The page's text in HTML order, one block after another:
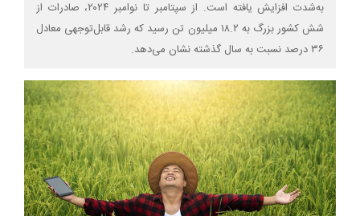
به‌شدت افزایش یافته است. از سپتامبر تا نوامبر ۲۰۲۴، صادرات از
شش کشور بزرگ به ۱۸.۲ میلیون تن رسید که رشد قابل‌توجهی معادل
۳۶ درصد نسبت به سال گذشته نشان می‌دهد.